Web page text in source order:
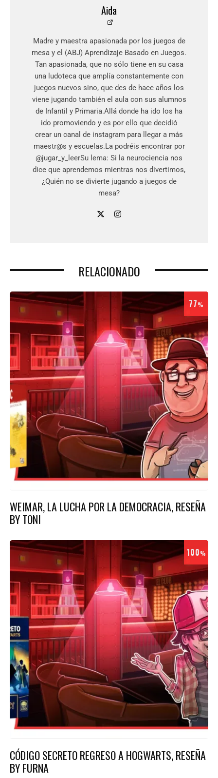
Aida
Madre y maestra apasionada por los juegos de
mesa y el (ABJ) Aprendizaje Basado en Juegos.
Tan apasionada, que no sólo tiene en su casa
una ludoteca que amplía constantemente con
juegos nuevos sino, que des de hace años los
viene jugando también el aula con sus alumnos
de Infantil y Primaria.Allá donde ha ido los ha
ido promoviendo y es por ello que decidió
crear un canal de instagram para llegar a más
maestr@s y escuelas.La podréis encontrar por
@jugar_y_leerSu lema: Si la neurociencia nos
dice que aprendemos mientras nos divertimos,
¿Quién no se divierte jugando a juegos de
mesa?
RELACIONADO
77%
WEIMAR, LA LUCHA POR LA DEMOCRACIA, RESEÑA
BY TONI
100%
CÓDIGO SECRETO REGRESO A HOGWARTS, RESEÑA
BY FURNA